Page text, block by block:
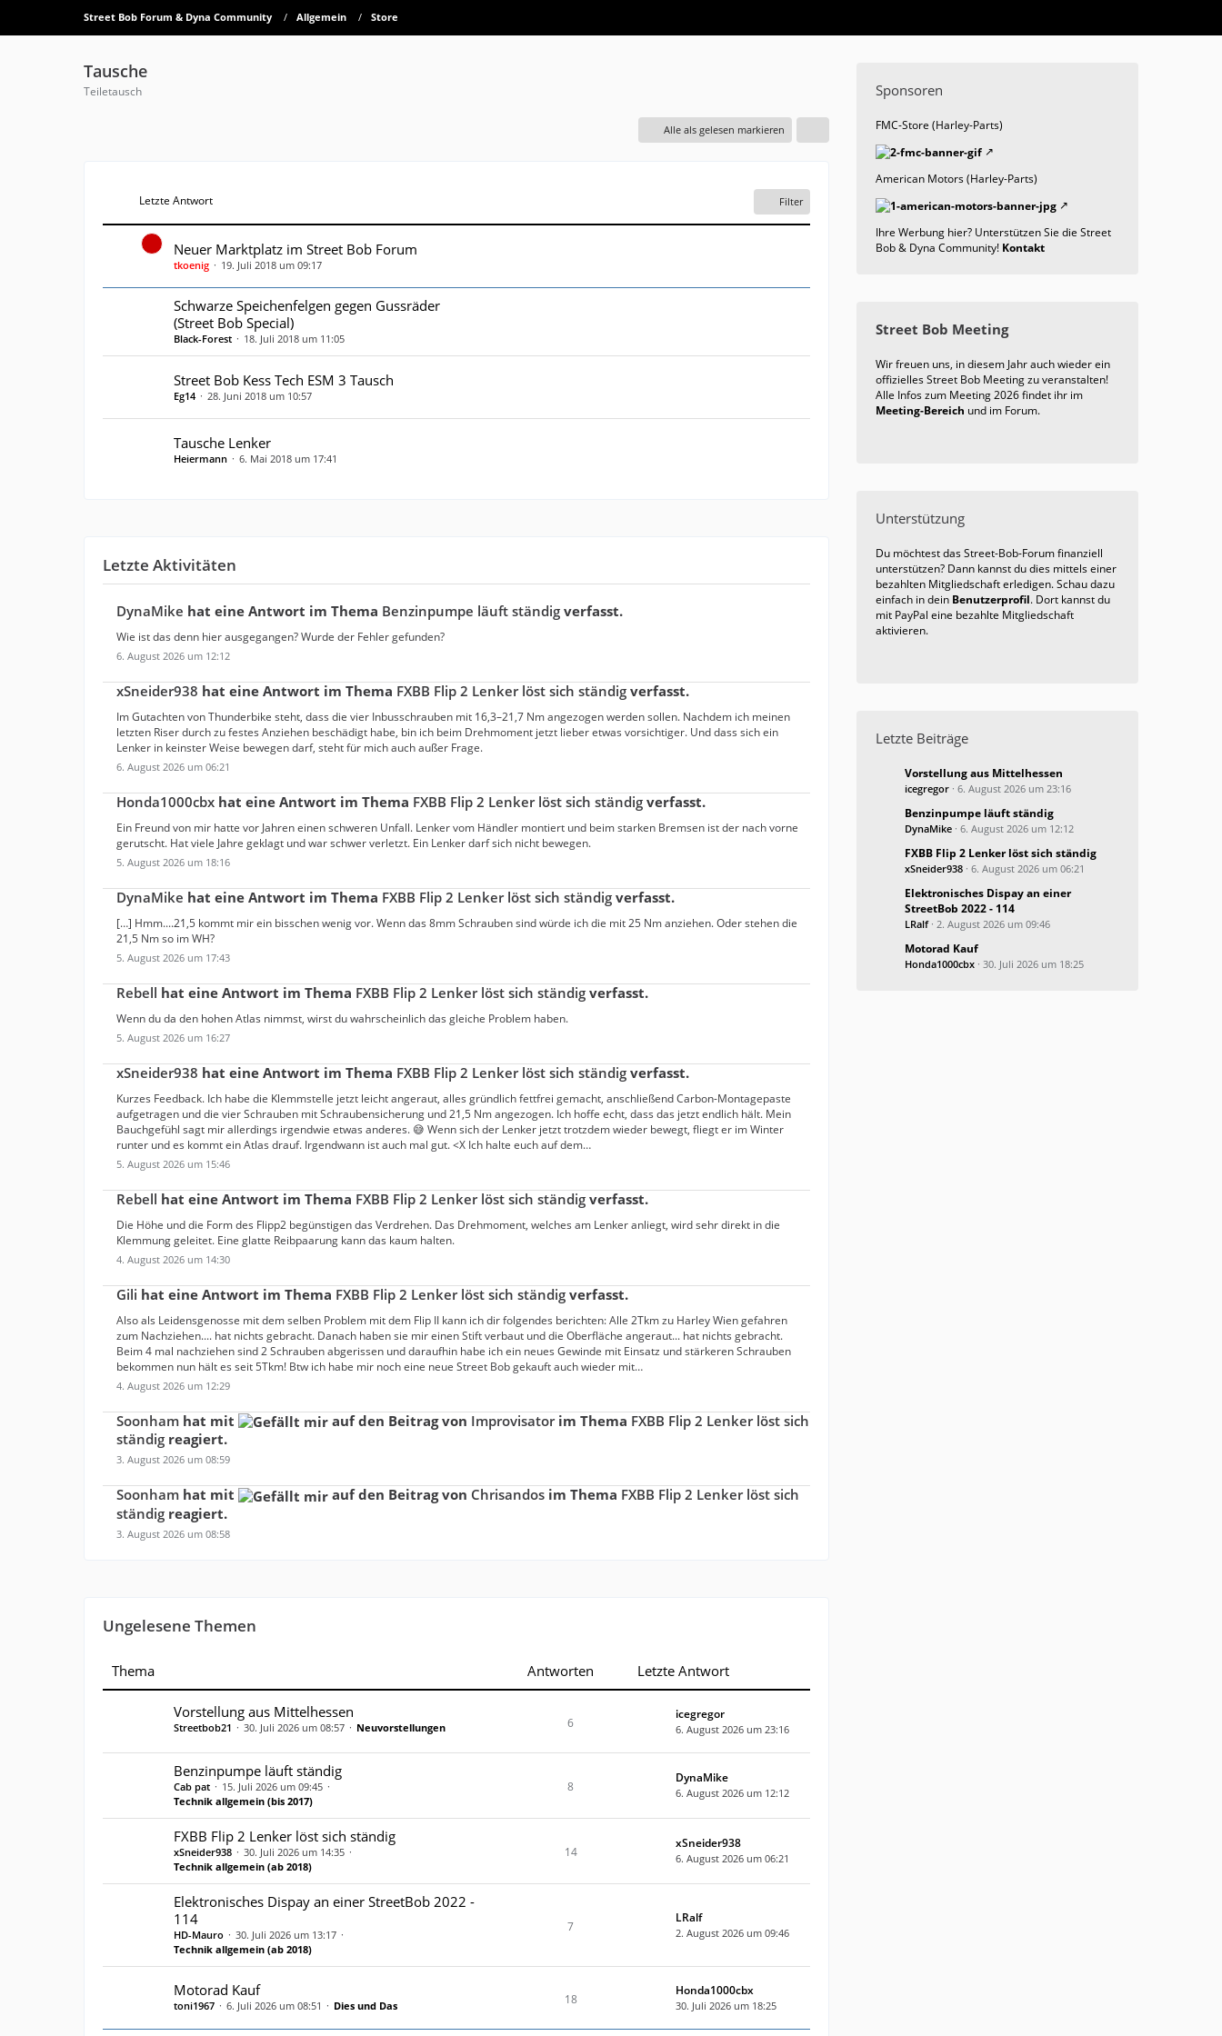
Street Bob Forum & Dyna Community Allgemein Store
Tausche
Teiletausch
Alle als gelesen markieren
Letzte Antwort Filter
Neuer Marktplatz im Street Bob Forum
tkoenig 19. Juli 2018 um 09:17
Schwarze Speichenfelgen gegen Gussräder
(Street Bob Special)
Black-Forest 18. Juli 2018 um 11:05
Street Bob Kess Tech ESM 3 Tausch
Eg14 28. Juni 2018 um 10:57
Tausche Lenker
Heiermann 6. Mai 2018 um 17:41
Letzte Aktivitäten
DynaMike hat eine Antwort im Thema Benzinpumpe läuft ständig verfasst.
Wie ist das denn hier ausgegangen? Wurde der Fehler gefunden?
6. August 2026 um 12:12
xSneider938 hat eine Antwort im Thema FXBB Flip 2 Lenker löst sich ständig verfasst.
Im Gutachten von Thunderbike steht, dass die vier Inbusschrauben mit 16,3–21,7 Nm angezogen werden sollen. Nachdem ich meinen
letzten Riser durch zu festes Anziehen beschädigt habe, bin ich beim Drehmoment jetzt lieber etwas vorsichtiger. Und dass sich ein
Lenker in keinster Weise bewegen darf, steht für mich auch außer Frage.
6. August 2026 um 06:21
Honda1000cbx hat eine Antwort im Thema FXBB Flip 2 Lenker löst sich ständig verfasst.
Ein Freund von mir hatte vor Jahren einen schweren Unfall. Lenker vom Händler montiert und beim starken Bremsen ist der nach vorne
gerutscht. Hat viele Jahre geklagt und war schwer verletzt. Ein Lenker darf sich nicht bewegen.
5. August 2026 um 18:16
DynaMike hat eine Antwort im Thema FXBB Flip 2 Lenker löst sich ständig verfasst.
[…] Hmm....21,5 kommt mir ein bisschen wenig vor. Wenn das 8mm Schrauben sind würde ich die mit 25 Nm anziehen. Oder stehen die
21,5 Nm so im WH?
5. August 2026 um 17:43
Rebell hat eine Antwort im Thema FXBB Flip 2 Lenker löst sich ständig verfasst.
Wenn du da den hohen Atlas nimmst, wirst du wahrscheinlich das gleiche Problem haben.
5. August 2026 um 16:27
xSneider938 hat eine Antwort im Thema FXBB Flip 2 Lenker löst sich ständig verfasst.
Kurzes Feedback. Ich habe die Klemmstelle jetzt leicht angeraut, alles gründlich fettfrei gemacht, anschließend Carbon-Montagepaste
aufgetragen und die vier Schrauben mit Schraubensicherung und 21,5 Nm angezogen. Ich hoffe echt, dass das jetzt endlich hält. Mein
Bauchgefühl sagt mir allerdings irgendwie etwas anderes. 😅 Wenn sich der Lenker jetzt trotzdem wieder bewegt, fliegt er im Winter
runter und es kommt ein Atlas drauf. Irgendwann ist auch mal gut. <X Ich halte euch auf dem…
5. August 2026 um 15:46
Rebell hat eine Antwort im Thema FXBB Flip 2 Lenker löst sich ständig verfasst.
Die Höhe und die Form des Flipp2 begünstigen das Verdrehen. Das Drehmoment, welches am Lenker anliegt, wird sehr direkt in die
Klemmung geleitet. Eine glatte Reibpaarung kann das kaum halten.
4. August 2026 um 14:30
Gili hat eine Antwort im Thema FXBB Flip 2 Lenker löst sich ständig verfasst.
Also als Leidensgenosse mit dem selben Problem mit dem Flip II kann ich dir folgendes berichten: Alle 2Tkm zu Harley Wien gefahren
zum Nachziehen.... hat nichts gebracht. Danach haben sie mir einen Stift verbaut und die Oberfläche angeraut... hat nichts gebracht.
Beim 4 mal nachziehen sind 2 Schrauben abgerissen und daraufhin habe ich ein neues Gewinde mit Einsatz und stärkeren Schrauben
bekommen nun hält es seit 5Tkm! Btw ich habe mir noch eine neue Street Bob gekauft auch wieder mit…
4. August 2026 um 12:29
Soonham hat mit auf den Beitrag von Improvisatorim Thema FXBB Flip 2 Lenker löst sich
ständig reagiert.
3. August 2026 um 08:59
Soonham hat mit auf den Beitrag von Chrisandos im Thema FXBB Flip 2 Lenker löst sich
ständig reagiert.
3. August 2026 um 08:58
Ungelesene Themen
Thema Antworten Letzte Antwort
Vorstellung aus Mittelhessen
Streetbob21 30. Juli 2026 um 08:57 Neuvorstellungen 6
icegregor
6. August 2026 um 23:16
Benzinpumpe läuft ständig
Cab pat
15. Juli 2026 um 09:45
Technik allgemein (bis 2017)
8
DynaMike
6. August 2026 um 12:12
FXBB Flip 2 Lenker löst sich ständig
xSneider938
30. Juli 2026 um 14:35
Technik allgemein (ab 2018)
14
xSneider938
6. August 2026 um 06:21
Elektronisches Dispay an einer StreetBob 2022 -
114
HD-Mauro
30. Juli 2026 um 13:17
Technik allgemein (ab 2018)
7
LRalf
2. August 2026 um 09:46
Motorad Kauf
toni1967 6. Juli 2026 um 08:51 Dies und Das 18
Honda1000cbx
30. Juli 2026 um 18:25
Sponsoren
FMC-Store (Harley-Parts)
American Motors (Harley-Parts)
Ihre Werbung hier? Unterstützen Sie die Street
Bob & Dyna Community! Kontakt
Street Bob Meeting
Wir freuen uns, in diesem Jahr auch wieder ein
offizielles Street Bob Meeting zu veranstalten!
Alle Infos zum Meeting 2026 findet ihr im
Meeting-Bereich und im Forum.
Unterstützung
Du möchtest das Street-Bob-Forum finanziell
unterstützen? Dann kannst du dies mittels einer
bezahlten Mitgliedschaft erledigen. Schau dazu
einfach in dein Benutzerprofil. Dort kannst du
mit PayPal eine bezahlte Mitgliedschaft
aktivieren.
Letzte Beiträge
Vorstellung aus Mittelhessen
icegregor 6. August 2026 um 23:16
Benzinpumpe läuft ständig
DynaMike 6. August 2026 um 12:12
FXBB Flip 2 Lenker löst sich ständig
xSneider938 6. August 2026 um 06:21
Elektronisches Dispay an einer
StreetBob 2022 - 114
LRalf 2. August 2026 um 09:46
Motorad Kauf
Honda1000cbx 30. Juli 2026 um 18:25